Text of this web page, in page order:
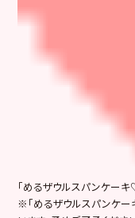
「めるザウルスパンケーキ
※「めるザウルスパンケ